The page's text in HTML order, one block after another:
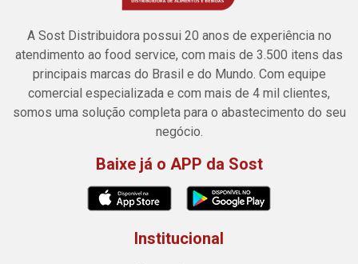
A Sost Distribuidora possui 20 anos de experiência no
atendimento ao food service, com mais de 3.500 itens das
principais marcas do Brasil e do Mundo. Com equipe
comercial especializada e com mais de 4 mil clientes,
somos uma solução completa para o abastecimento do seu
negócio.
Baixe já o APP da Sost
Institucional